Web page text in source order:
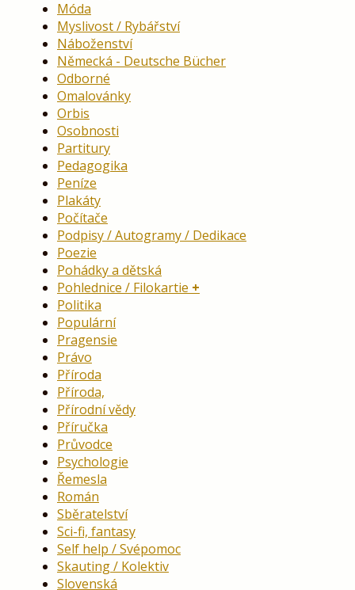
Móda
Myslivost / Rybářství
Náboženství
Německá - Deutsche Bücher
Odborné
Omalovánky
Orbis
Osobnosti
Partitury
Pedagogika
Peníze
Plakáty
Počítače
Podpisy / Autogramy / Dedikace
Poezie
Pohádky a dětská
Pohlednice / Filokartie
Politika
Populární
Pragensie
Právo
Příroda
Příroda,
Přírodní vědy
Příručka
Průvodce
Psychologie
Řemesla
Román
Sběratelství
Sci-fi, fantasy
Self help / Svépomoc
Skauting / Kolektiv
Slovenská